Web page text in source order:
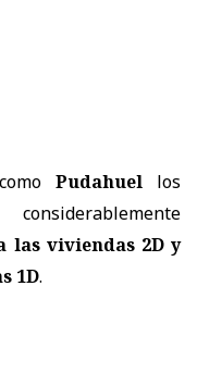
Pudahuellos
las viviendas 2D y
1D.